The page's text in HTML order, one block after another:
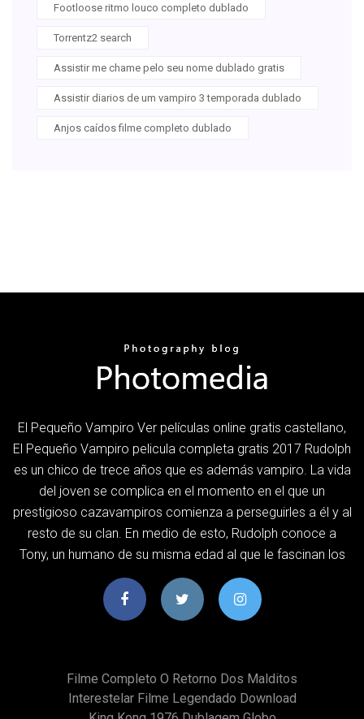
Footloose ritmo louco completo dublado
Torrentz2 search
Assistir me chame pelo seu nome dublado gratis
Assistir diarios de um vampiro 3 temporada dublado
Anjos caídos filme completo dublado
El Pequeño Vampiro Ver películas online gratis castellano,
El Pequeño Vampiro pelicula completa gratis 2017 Rudolph
es un chico de trece años que es además vampiro. La vida
del joven se complica en el momento en el que un
prestigioso cazavampiros comienza a perseguirles a él y al
resto de su clan. En medio de esto, Rudolph conoce a
Tony, un humano de su misma edad al que le fascinan los
Filme Completo O Retorno Dos Malditos
Interestelar Filme Legendado Download